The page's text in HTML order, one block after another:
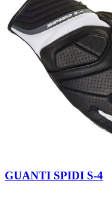
Bianco
GUANTI SPIDI S-4